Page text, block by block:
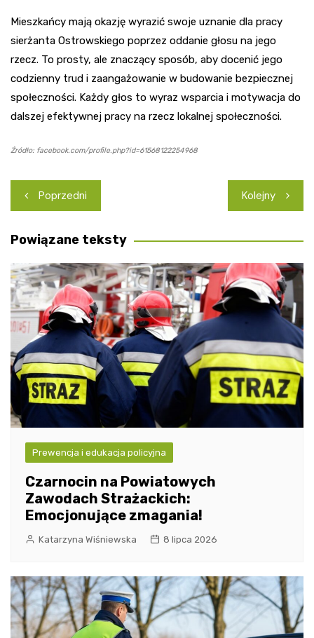
Mieszkańcy mają okazję wyrazić swoje uznanie dla pracy
sierżanta Ostrowskiego poprzez oddanie głosu na jego
rzecz. To prosty, ale znaczący sposób, aby docenić jego
codzienny trud i zaangażowanie w budowanie bezpiecznej
społeczności. Każdy głos to wyraz wsparcia i motywacja do
dalszej efektywnej pracy na rzecz lokalnej społeczności.
Źródło: facebook.com/profile.php?id=61568122254968
Nawigacja
wpisu
Poprzedni Kolejny
Powiązane teksty
Prewencja i edukacja policyjna
Czarnocin na Powiatowych
Zawodach Strażackich:
Emocjonujące zmagania!
Katarzyna Wiśniewska 8 lipca 2026